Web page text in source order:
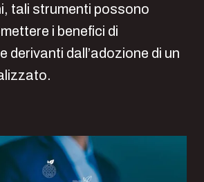
tali strumenti possono
i benefici di
derivanti dall’adozione di un